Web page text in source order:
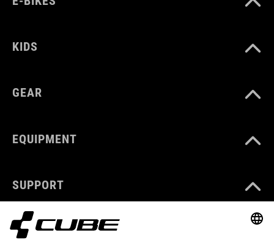
KIDS
GEAR
EQUIPMENT
SUPPORT
ABOUT US